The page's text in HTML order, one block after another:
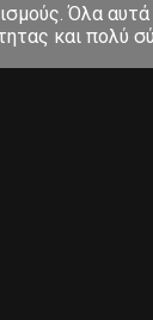
Όλα
και πολύ